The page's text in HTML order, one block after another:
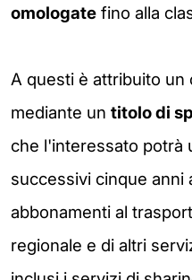
omologate fino alla
A questi è attribuito
mediante un titolo di
che l'interessato potrà
successivi cinque anni
abbonamenti al
regionale e di altri